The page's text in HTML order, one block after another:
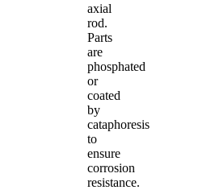
axial
rod.
Parts
are
phosphated
or
coated
by
cataphoresis
to
ensure
corrosion
resistance.